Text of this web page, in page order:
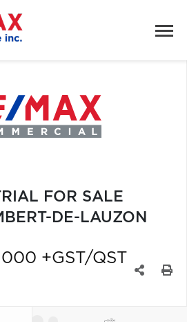
FOR SALE
DE-LAUZON
+GST/QST